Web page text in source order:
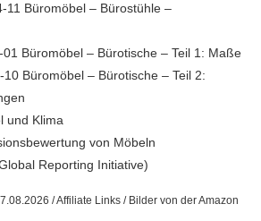
11 Büromöbel – Bürostühle –
Büromöbel – Bürotische – Teil 1: Maße
Büromöbel – Bürotische – Teil 2:
und Klima
von Möbeln
Reporting Initiative)
/ Affiliate Links / Bilder von der Amazon